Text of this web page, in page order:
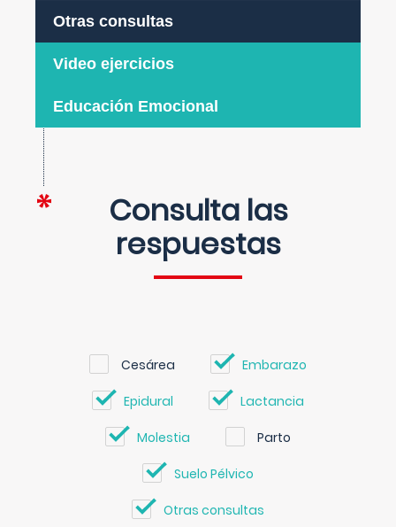
Otras consultas
Video ejercicios
Educación Emocional
Consulta las
respuestas
Cesárea Embarazo
Epidural Lactancia
Molestia Parto
Suelo Pélvico
Otras consultas